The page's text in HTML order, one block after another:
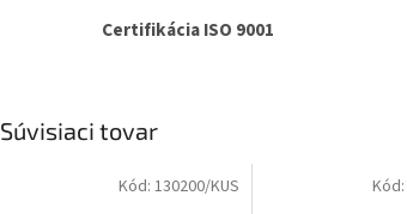
Certifikácia ISO 9001
Súvisiaci tovar
Kód: 130200/KUS Kód: